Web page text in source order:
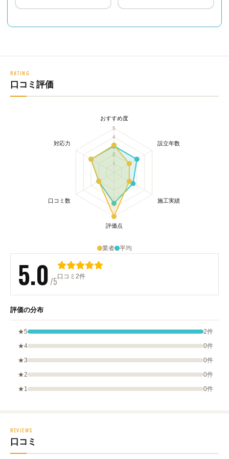
RATING
口コミ評価
業者 平均
5.0/5口コミ2件
評価の分布
★5
2件
★4
0件
★3
0件
★2
0件
★1
0件
REVIEWS
口コミ